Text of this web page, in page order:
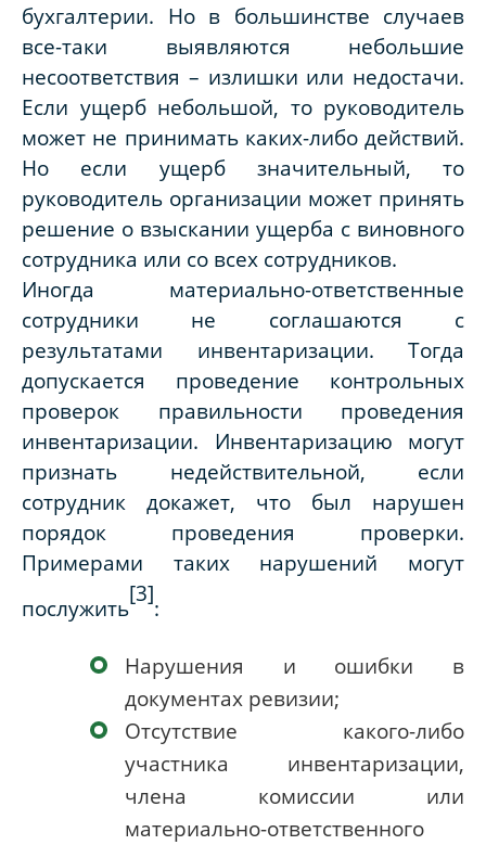
бухгалтерии. Но в большинстве случаев
все-таки выявляются небольшие
несоответствия – излишки или недостачи.
Если ущерб небольшой, то руководитель
может не принимать каких-либо действий.
Но если ущерб значительный, то
руководитель организации может принять
решение о взыскании ущерба с виновного
сотрудника или со всех сотрудников.
Иногда материально-ответственные
сотрудники не соглашаются с
результатами инвентаризации. Тогда
допускается проведение контрольных
проверок правильности проведения
инвентаризации. Инвентаризацию могут
признать недействительной, если
сотрудник докажет, что был нарушен
порядок проведения проверки.
Примерами таких нарушений могут
послужить
[3]
:
Нарушения и ошибки в
документах ревизии;
Отсутствие какого-либо
участника инвентаризации,
члена комиссии или
материально-ответственного